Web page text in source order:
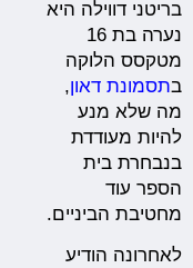
בריטני דווילה היא
נערה בת 16
מטקסס הלוקה
בתסמונת דאון,
מה שלא מנע
להיות מעודדת
בנבחרת בית
הספר עוד
מחטיבת הביניים.
לאחרונה הודיע